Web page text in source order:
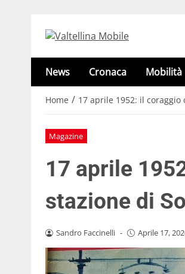
News Cronaca Mobilità
Home / 17 aprile 1952: il
Magazine
17 aprile
stazione di
Sandro Faccinelli - Aprile 17,